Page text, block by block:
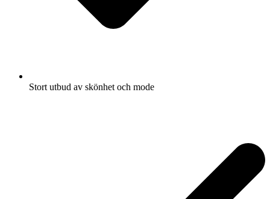
Stort utbud av skönhet och mode